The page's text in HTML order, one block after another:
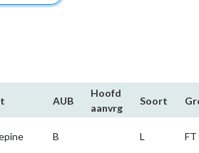
AUB
Hoofd​
aanvrg
Soort
B L FT